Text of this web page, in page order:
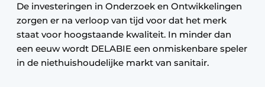
De investeringen in Onderzoek en Ontwikkelingen
zorgen er na verloop van tijd voor dat het merk
staat voor hoogstaande kwaliteit. In minder dan
een eeuw wordt DELABIE een onmiskenbare speler
in de niethuishoudelijke markt van sanitair.